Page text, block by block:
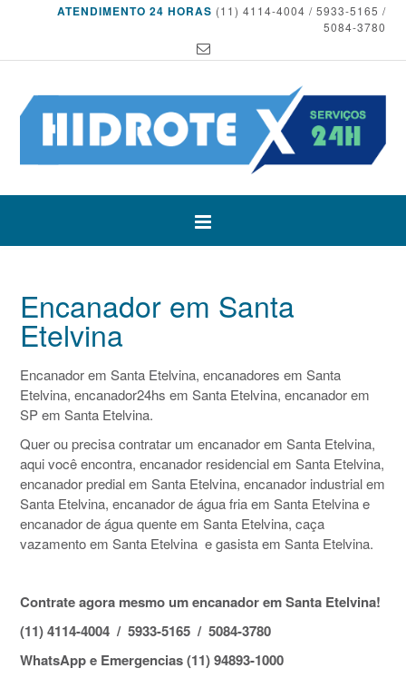
ATENDIMENTO 24 HORAS (11) 4114-4004 / 5933-5165 /
5084-3780
Encanador em Santa
Etelvina
Encanador em Santa Etelvina, encanadores em Santa
Etelvina, encanador24hs em Santa Etelvina, encanador em
SP em Santa Etelvina.
Quer ou precisa contratar um encanador em Santa Etelvina,
aqui você encontra, encanador residencial em Santa Etelvina,
encanador predial em Santa Etelvina, encanador industrial em
Santa Etelvina, encanador de água fria em Santa Etelvina e
encanador de água quente em Santa Etelvina, caça
vazamento em Santa Etelvina e gasista em Santa Etelvina.
Contrate agora mesmo um encanador em Santa Etelvina!
(11) 4114-4004 / 5933-5165 / 5084-3780
WhatsApp e Emergencias (11) 94893-1000